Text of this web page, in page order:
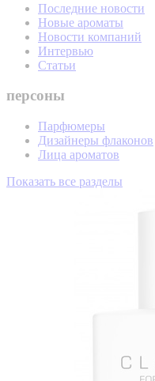
Последние новости
Новые ароматы
Новости компаний
Интервью
Статьи
персоны
Парфюмеры
Дизайнеры флаконов
Лица ароматов
Показать все разделы